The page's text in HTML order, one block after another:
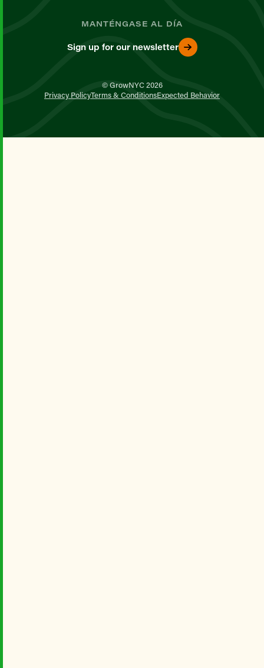
MANTÉNGASE AL DÍA
Sign up for our newsletter
© GrowNYC 2026
Privacy PolicyTerms & ConditionsExpected Behavior